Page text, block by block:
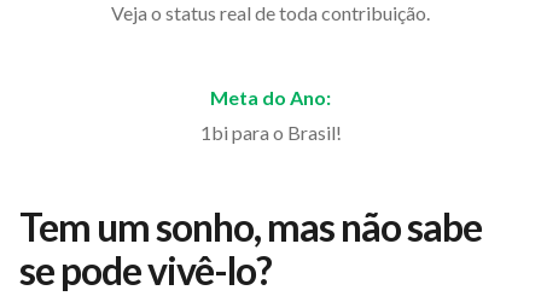
Veja o status real de toda contribuição.
Meta do Ano:
1bi para o Brasil!
Tem um sonho, mas não sabe
se pode vivê-lo?